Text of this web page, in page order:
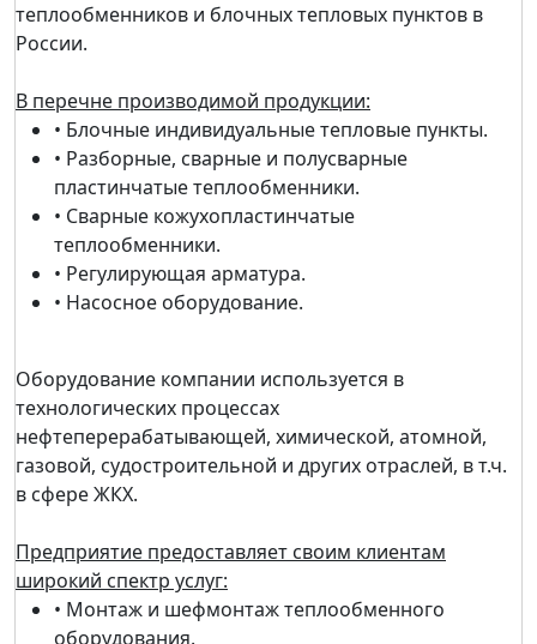
теплообменников и блочных тепловых пунктов в
России.
В перечне производимой продукции:
• Блочные индивидуальные тепловые пункты.
• Разборные, сварные и полусварные
пластинчатые теплообменники.
• Сварные кожухопластинчатые
теплообменники.
• Регулирующая арматура.
• Насосное оборудование.
Оборудование компании используется в
технологических процессах
нефтеперерабатывающей, химической, атомной,
газовой, судостроительной и других отраслей, в т.ч.
в сфере ЖКХ.
Предприятие предоставляет своим клиентам
широкий спектр услуг:
• Монтаж и шефмонтаж теплообменного
оборудования.